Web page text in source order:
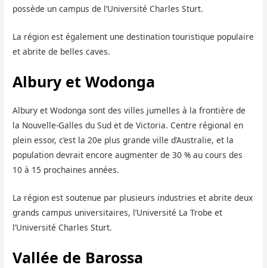
possède un campus de l’Université Charles Sturt.
La région est également une destination touristique populaire
et abrite de belles caves.
Albury et Wodonga
Albury et Wodonga sont des villes jumelles à la frontière de
la Nouvelle-Galles du Sud et de Victoria. Centre régional en
plein essor, c’est la 20e plus grande ville d’Australie, et la
population devrait encore augmenter de 30 % au cours des
10 à 15 prochaines années.
La région est soutenue par plusieurs industries et abrite deux
grands campus universitaires, l’Université La Trobe et
l’Université Charles Sturt.
Vallée de Barossa